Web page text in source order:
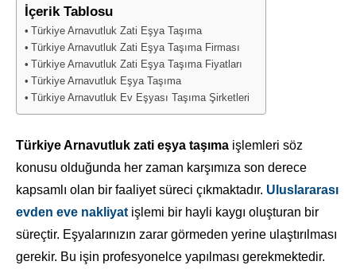
İçerik Tablosu
Türkiye Arnavutluk Zati Eşya Taşıma
Türkiye Arnavutluk Zati Eşya Taşıma Firması
Türkiye Arnavutluk Zati Eşya Taşıma Fiyatları
Türkiye Arnavutluk Eşya Taşıma
Türkiye Arnavutluk Ev Eşyası Taşıma Şirketleri
Türkiye Arnavutluk zati eşya taşıma işlemleri söz
konusu olduğunda her zaman karşımıza son derece
kapsamlı olan bir faaliyet süreci çıkmaktadır. Uluslararası
evden eve nakliyat işlemi bir hayli kaygı oluşturan bir
süreçtir. Eşyalarınızın zarar görmeden yerine ulaştırılması
gerekir. Bu işin profesyonelce yapılması gerekmektedir.